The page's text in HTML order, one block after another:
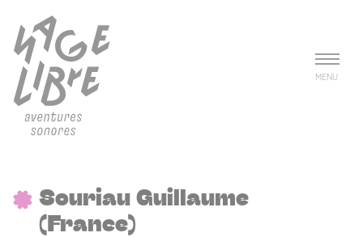
MENU
Souriau Guillaume
(France)